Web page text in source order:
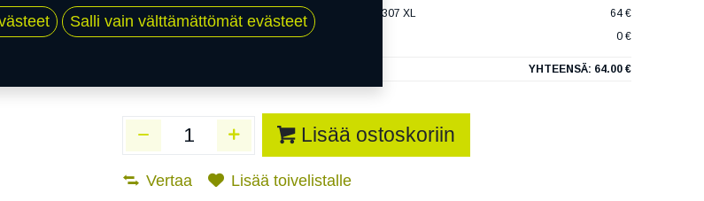
1 X 185/60R15 88H TRIANGLE RELIAXTOURING TE307 XL
64 €
EI ASENNUSTA
0 €
YHTEENSÄ: 64.00 €
Lisää ostoskoriin
Vertaa Lisää toivelistalle
Salli vain välttämättömät evästeet